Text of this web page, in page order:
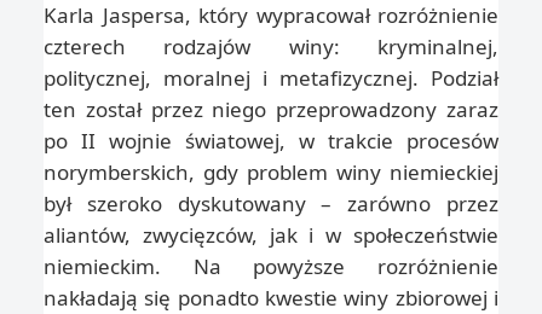
Karla Jaspersa, który wypracował rozróżnienie
czterech rodzajów winy: kryminalnej,
politycznej, moralnej i metafizycznej. Podział
ten został przez niego przeprowadzony zaraz
po II wojnie światowej, w trakcie procesów
norymberskich, gdy problem winy niemieckiej
był szeroko dyskutowany – zarówno przez
aliantów, zwycięzców, jak i w społeczeństwie
niemieckim. Na powyższe rozróżnienie
nakładają się ponadto kwestie winy zbiorowej i